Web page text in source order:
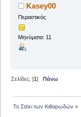
Kasey00
Περαστικός
Μηνύματα: 11
Σελίδες: [1]Πάνω
Το Στέκι των Κιθαρωδών »